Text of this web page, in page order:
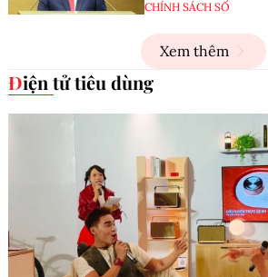
CHÍNH SÁCH SỐ
Xem thêm
Điện tử tiêu dùng